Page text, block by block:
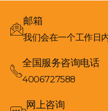
邮箱
我们会在一个工作日
全国服务咨询电话
4006727588
网上咨询